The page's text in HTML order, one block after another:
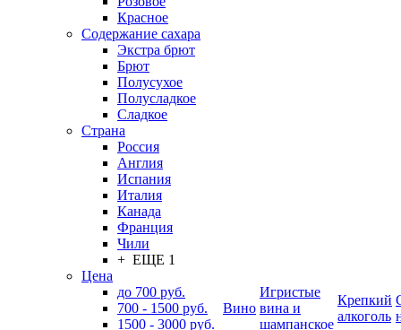
Красное
Содержание сахара
Экстра брют
Брют
Полусухое
Полусладкое
Сладкое
Страна
Россия
Англия
Испания
Италия
Канада
Франция
Чили
+ ЕЩЕ 1
Цена
до 700 руб.
700 - 1500 руб.
1500 - 3000 руб.
Вино
Игристые
вина и
шампанское
Крепкий
алкоголь